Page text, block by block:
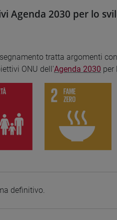
Agenda 2030 per lo
tratta argomenti
ONU dell'Agenda 2030 per
definitivo.